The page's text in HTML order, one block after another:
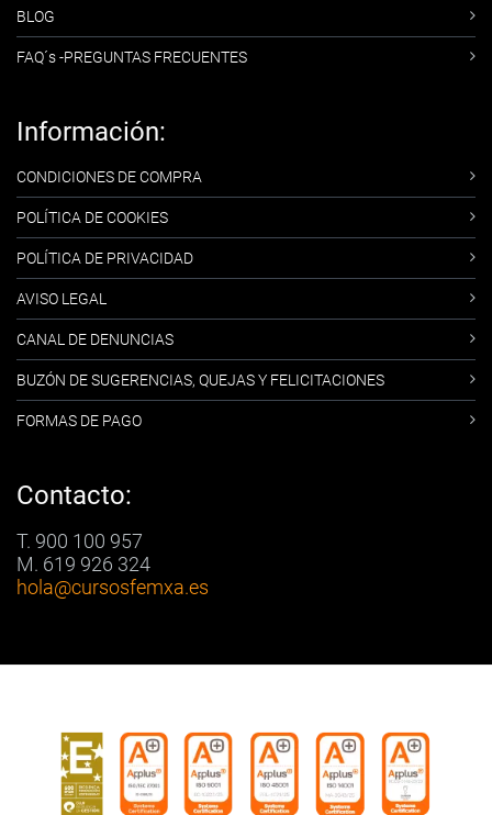
BLOG
FAQ´s -PREGUNTAS FRECUENTES
Información:
CONDICIONES DE COMPRA
POLÍTICA DE COOKIES
POLÍTICA DE PRIVACIDAD
AVISO LEGAL
CANAL DE DENUNCIAS
BUZÓN DE SUGERENCIAS, QUEJAS Y FELICITACIONES
FORMAS DE PAGO
Contacto:
T. 900 100 957
M. 619 926 324
hola@cursosfemxa.es